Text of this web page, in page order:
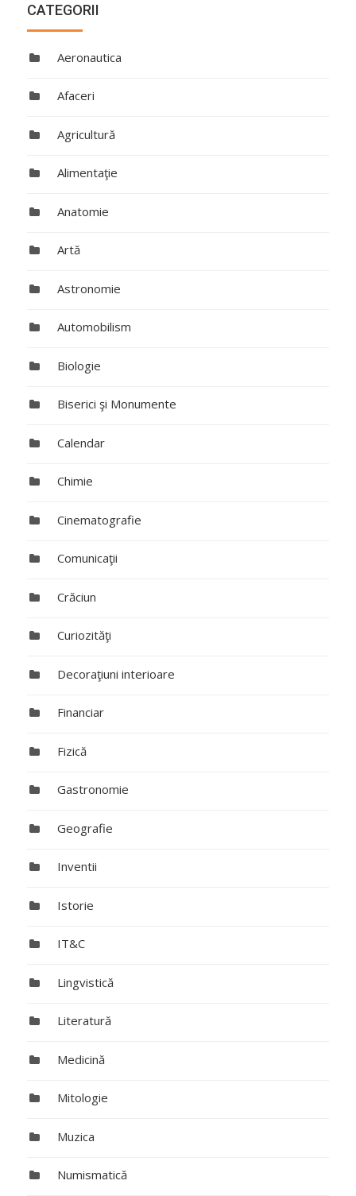
CATEGORII
Aeronautica
Afaceri
Agricultură
Alimentaţie
Anatomie
Artă
Astronomie
Automobilism
Biologie
Biserici şi Monumente
Calendar
Chimie
Cinematografie
Comunicaţii
Crăciun
Curiozităţi
Decoraţiuni interioare
Financiar
Fizică
Gastronomie
Geografie
Inventii
Istorie
IT&C
Lingvistică
Literatură
Medicină
Mitologie
Muzica
Numismatică